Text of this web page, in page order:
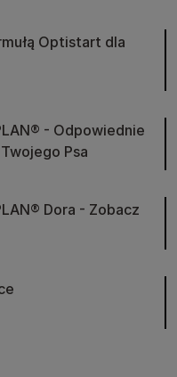
Optistart dla
- Odpowiednie
Psa
Dora - Zobacz